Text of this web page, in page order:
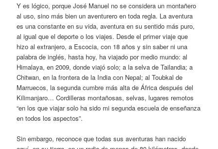
Y es lógico, porque José Manuel no se considera un montañero
al uso, sino más bien un aventurero en toda regla. La aventura
es una constante en su vida, aventura en su sentido más puro,
al igual que el deporte o los viajes. Desde el primer viaje que
hizo al extranjero, a Escocia, con 18 años y sin saber ni una
palabra de inglés, hasta hoy, ha viajado por medio mundo: al
Himalaya, en 2009, donde viajó solo; a la selva de Tailandia; a
Chitwan, en la frontera de la India con Nepal; al Toubkal de
Marruecos, la segunda cumbre más alta de África después del
Kilimanjaro… Cordilleras montañosas, selvas, lugares remotos
“en los que viajar solo ha sido mi segunda escuela de enseñanza
en todos los aspectos”.
Sin embargo, reconoce que todas sus aventuras han nacido